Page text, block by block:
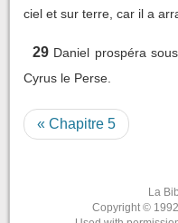
ciel et sur terre, car il a
29 Daniel prospéra
Cyrus le Perse.
« Chapitre 5
La
Copyright ©